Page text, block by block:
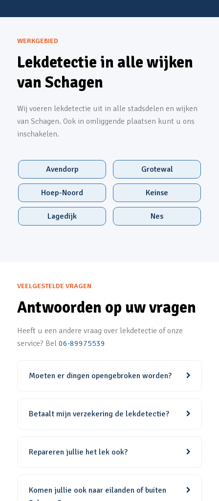
WERKGEBIED
Lekdetectie in alle wijken
van Schagen
Wij voeren lekdetectie uit in alle stadsdelen en wijken
van Schagen. Ook in omliggende plaatsen kunt u ons
inschakelen.
Avendorp Grotewal
Hoep-Noord Keinse
Lagedijk Nes
VEELGESTELDE VRAGEN
Antwoorden op uw vragen
Heeft u een andere vraag over lekdetectie of onze
service? Bel 06-89975539
Moeten er dingen opengebroken worden?
Betaalt mijn verzekering de lekdetectie?
Repareren jullie het lek ook?
Komen jullie ook naar eilanden of buiten